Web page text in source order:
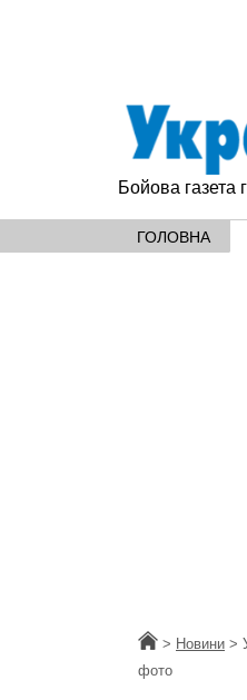
Бойова газета
ГОЛОВНА
Головна
> Новини >
фото